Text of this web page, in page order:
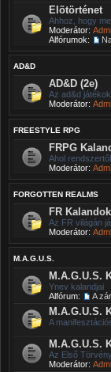
Elõtörténet
Ahhoz, hogy
Moderátor:
Alfórumok:
AD&D
AD&D (2e)
Az ad&d
Moderátor:
FREESTYLE RPG
FRPG
Ahol
Moderátor:
FORGOTTEN REALMS
FR Kalandok
Az FR világán
Moderátor:
M.A.G.U.S.
M.A.G.U.S.
Ynev kalandjai
Alfórum:
A
M.A.G.U.S.
A
M.A.G.U.S.
Az Első
Moderátor: